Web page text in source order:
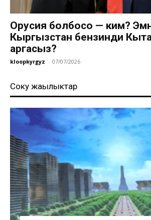
Орусия болбосо — ким?
Кыргызстан бензинди
аргасыз?
kloopkyrgyz - 07/07/2026
Соңку жаңылыктар